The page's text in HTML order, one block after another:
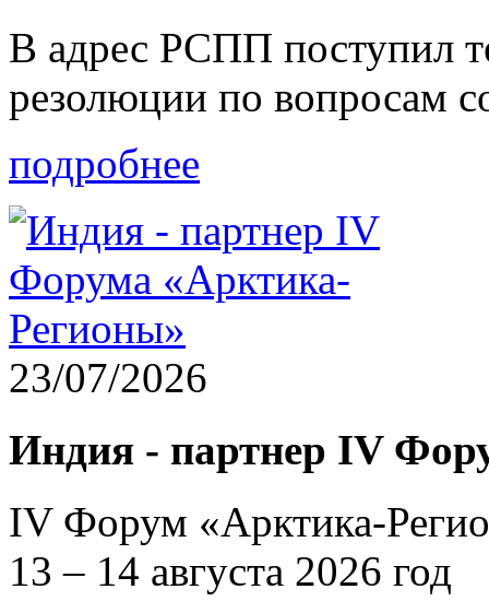
В адрес РСПП поступил
резолюции по вопросам
подробнее
23/07/2026
Индия - партнер IV
IV Форум «Арктика-
13 – 14 августа 2026 год